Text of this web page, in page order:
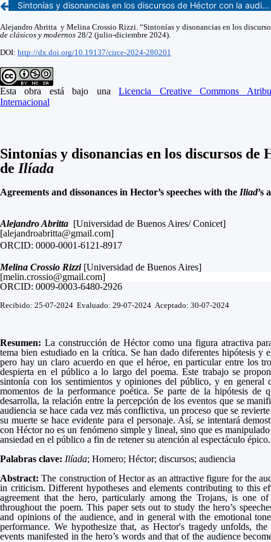
Sintonías y disonancias en los discursos de Héctor con la audiencia de Ilíada